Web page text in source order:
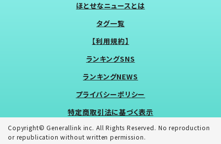
ほとせなニュースとは
タグ一覧
【利用規約】
ランキングSNS
ランキングNEWS
プライバシーポリシー
特定商取引法に基づく表示
Copyright© Generallink inc. All Rights Reserved. No reproduction
or republication without written permission.